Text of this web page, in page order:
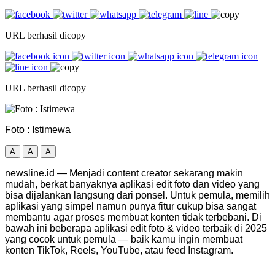
URL berhasil dicopy
URL berhasil dicopy
Foto : Istimewa
A A A
newsline.id — Menjadi content creator sekarang makin
mudah, berkat banyaknya aplikasi edit foto dan video yang
bisa dijalankan langsung dari ponsel. Untuk pemula, memilih
aplikasi yang simpel namun punya fitur cukup bisa sangat
membantu agar proses membuat konten tidak terbebani. Di
bawah ini beberapa aplikasi edit foto & video terbaik di 2025
yang cocok untuk pemula — baik kamu ingin membuat
konten TikTok, Reels, YouTube, atau feed Instagram.